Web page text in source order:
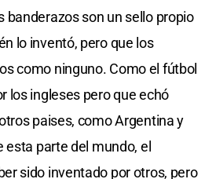
banderazos son un sello propio
lo inventó, pero que los
como ninguno. Como el fútbol
los ingleses pero que echó
paises, como Argentina y
esta parte del mundo, el
sido inventado por otros, pero